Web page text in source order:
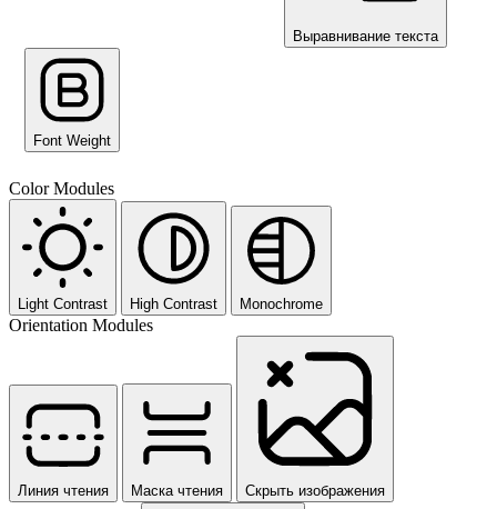
Выравнивание текста
Font Weight
Color Modules
Light Contrast High Contrast Monochrome
Orientation Modules
Линия чтения Маска чтения Скрыть изображения